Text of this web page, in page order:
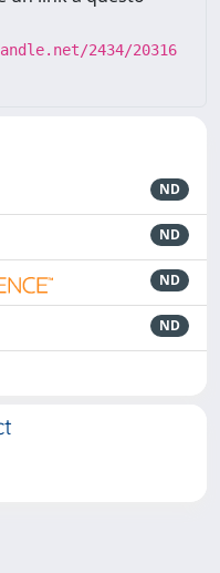
2434/20316
ND
ND
ND
ND